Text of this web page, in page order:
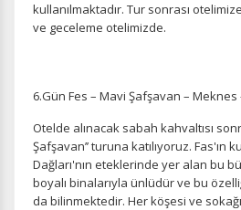
kullanıcıların nerede zorluk
kullanılmaktadır. Tur sonrası
ve geceleme otelimizde.
6.Gün Fes – Mavi Şafşavan –
Otelde alınacak sabah kahvaltısı
Şafşavan’’ turuna katılıyoruz. Fas'ın
Dağları'nın eteklerinde yer alan bu
boyalı binalarıyla ünlüdür ve bu
da bilinmektedir. Her köşesi ve